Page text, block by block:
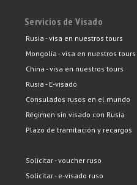
Servicios de Visado
Rusia - visa en nuestros tours
Mongolia - visa en nuestros tours
China - visa en nuestros tours
Rusia - E-visado
Consulados rusos en el mundo
Régimen sin visado con Rusia
Plazo de tramitación y recargos
Solicitar - voucher ruso
Solicitar - e-visado ruso